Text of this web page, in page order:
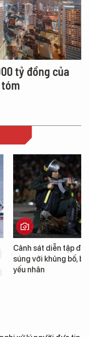
tỷ đồng của
Cảnh sát diễn tập đấu
súng với khủng bố, bảo vệ
yếu nhân